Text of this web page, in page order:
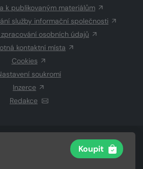
Koupit
k publikovaným materiálům
služby informační společnosti
osobních údajů
kontaktní místa
Cookies
soukromí
Inzerce
Redakce
NEWS CENTER a.s.a dodavatelé